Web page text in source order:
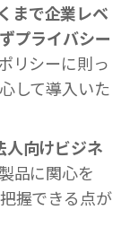
まで企業レベ
プライバシー
リシーに則っ
して導入いた
向けビジネ
品に関心を
握できる点が